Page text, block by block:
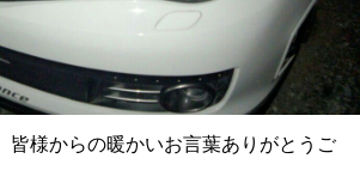
皆様からの暖かいお言葉ありがとうご